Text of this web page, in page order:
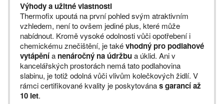
Výhody a užitné vlastnosti
Thermofix upoutá na první pohled svým atraktivním
vzhledem, není to ovšem jediné plus, které může
nabídnout. Kromě vysoké odolnosti vůči opotřebení i
chemickému znečištění, je takévhodný pro podlahové
vytápěnía nenáročný na údržbua úklid. Ani v
kancelářských prostorách nemá tato podlahovina
slabinu, je totiž odolná vůči vlivům kolečkových židlí. V
rámci certifikované kvality je poskytovánas garancí až
10 let.